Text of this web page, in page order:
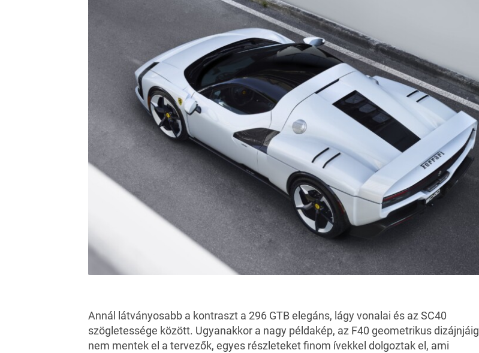
Annál látványosabb a kontraszt a 296 GTBelegáns, lágy vonalai és az SC40
szögletessége között. Ugyanakkor a nagy példakép, az F40 geometrikus dizájnjáig
nem mentek el a tervezők, egyes részleteket finom ívekkel dolgoztak el, ami